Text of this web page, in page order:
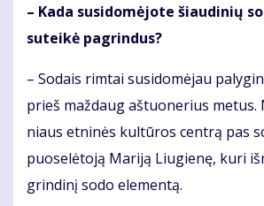
– Ka­da su­si­do­mė­jo­te šiau­di­nių
su­tei­kė pa­grin­dus?
– So­dais rim­tai su­si­do­mė­jau
prieš maž­daug aš­tuo­ne­rius
niaus et­ni­nės kul­tū­ros cen­trą pas
puo­se­lė­to­ją Ma­ri­ją Liu­gie­nę, ku­ri
grin­di­nį so­do ele­men­tą.